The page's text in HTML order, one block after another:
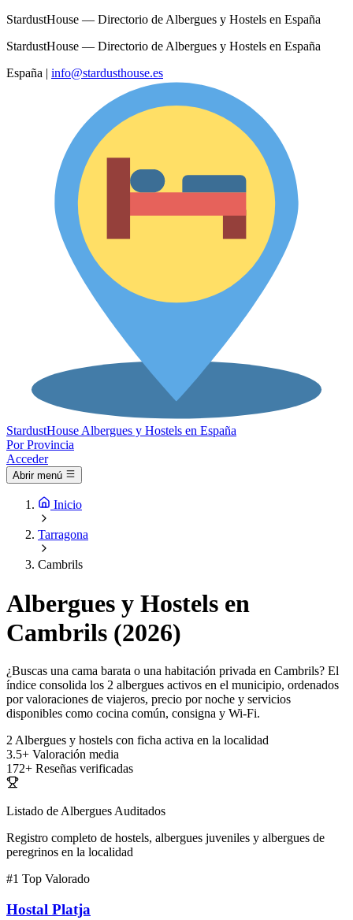
StardustHouse — Directorio de Albergues y Hostels en España
StardustHouse — Directorio de Albergues y Hostels en España
España | info@stardusthouse.es
StardustHouse Albergues y Hostels en España
Por Provincia
Acceder
Abrir menú
Inicio
Tarragona
Cambrils
Albergues y Hostels en
Cambrils (2026)
¿Buscas una cama barata o una habitación privada en Cambrils? El
índice consolida los 2 albergues activos en el municipio, ordenados
por valoraciones de viajeros, precio por noche y servicios
disponibles como cocina común, consigna y Wi-Fi.
2 Albergues y hostels con ficha activa en la localidad
3.5+ Valoración media
172+ Reseñas verificadas
Listado de Albergues Auditados
Registro completo de hostels, albergues juveniles y albergues de
peregrinos en la localidad
#1 Top Valorado
Hostal Platja